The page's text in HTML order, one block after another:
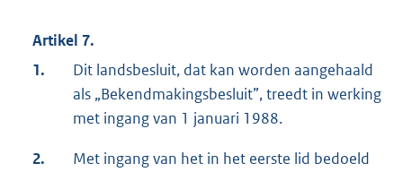
Artikel 7.
1.
Dit landsbesluit, dat kan worden aangehaald
als „Bekendmakingsbesluit”, treedt in werking
met ingang van 1 januari 1988.
2.
Met ingang van het in het eerste lid bedoeld